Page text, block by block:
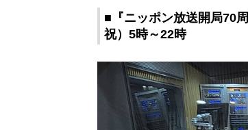
■『ニッポン放送開局70
祝）5時～22時